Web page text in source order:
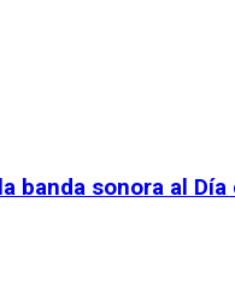
banda sonora al